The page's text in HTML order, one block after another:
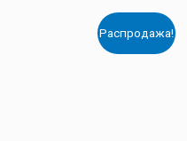
Распродажа!